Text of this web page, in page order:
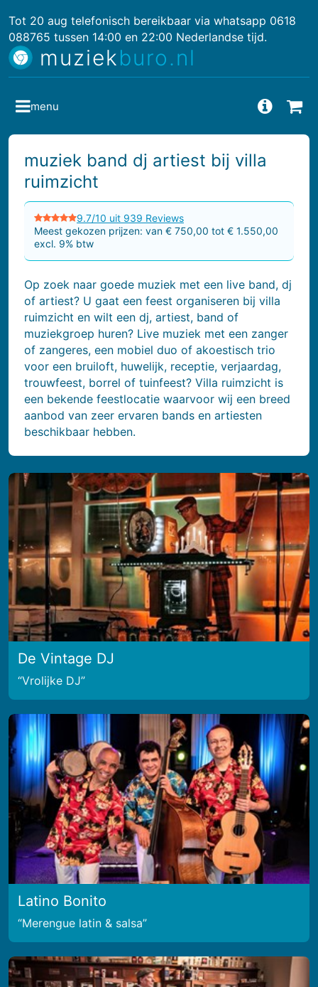
Tot 20 aug telefonisch bereikbaar via whatsapp 0618
088765 tussen 14:00 en 22:00 Nederlandse tijd.
muziekburo.nl
muziek band dj artiest bij villa
ruimzicht
9.7/10 uit 939 Reviews
Meest gekozen prijzen: van € 750,00 tot € 1.550,00
excl. 9% btw
Op zoek naar goede muziek met een live band, dj
of artiest? U gaat een feest organiseren bij villa
ruimzicht en wilt een dj, artiest, band of
muziekgroep huren? Live muziek met een zanger
of zangeres, een mobiel duo of akoestisch trio
voor een bruiloft, huwelijk, receptie, verjaardag,
trouwfeest, borrel of tuinfeest? Villa ruimzicht is
een bekende feestlocatie waarvoor wij een breed
aanbod van zeer ervaren bands en artiesten
beschikbaar hebben.
De Vintage DJ
Vrolijke DJ
Latino Bonito
Merengue latin & salsa
menu